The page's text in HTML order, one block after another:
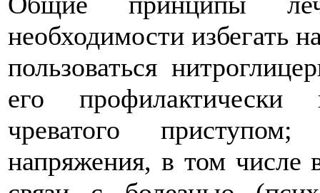
необходимости избегать
пользоваться
его профилактически
чреватого приступом;
напряжения, в том числе